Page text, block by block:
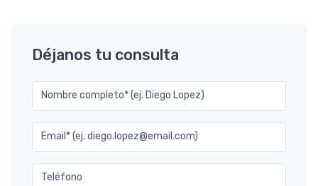
Déjanos tu consulta
Nombre completo* (ej. Diego Lopez)
Email* (ej. diego.lopez@email.com)
Teléfono